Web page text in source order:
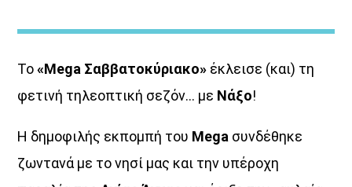
Το«Mega Σαββατοκύριακο» έκλεισε (και) τη
φετινή τηλεοπτική σεζόν… με Νάξο!
Η δημοφιλής εκπομπή του Mega συνδέθηκε
ζωντανά με το νησί μας και την υπέροχη